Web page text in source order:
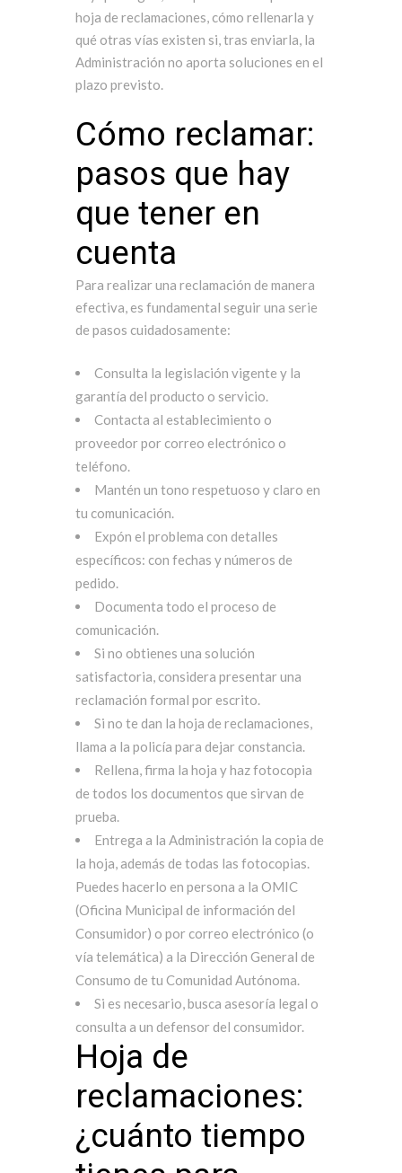
hoja de reclamaciones, cómo rellenarla y
qué otras vías existen si, tras enviarla, la
Administración no aporta soluciones en el
plazo previsto.
Cómo reclamar:
pasos que hay
que tener en
cuenta
Para realizar una reclamación de manera
efectiva, es fundamental seguir una serie
de pasos cuidadosamente:
Consulta la legislación vigente y la
garantía del producto o servicio.
Contacta al establecimiento o
proveedor por correo electrónico o
teléfono.
Mantén un tono respetuoso y claro en
tu comunicación.
Expón el problema con detalles
específicos: con fechas y números de
pedido.
Documenta todo el proceso de
comunicación.
Si no obtienes una solución
satisfactoria, considera presentar una
reclamación formal por escrito.
Si no te dan la hoja de reclamaciones,
llama a la policía para dejar constancia.
Rellena, firma la hoja y haz fotocopia
de todos los documentos que sirvan de
prueba.
Entrega a la Administración la copia de
la hoja, además de todas las fotocopias.
Puedes hacerlo en persona a la OMIC
(Oficina Municipal de información del
Consumidor) o por correo electrónico (o
vía telemática) a la Dirección General de
Consumo de tu Comunidad Autónoma.
Si es necesario, busca asesoría legal o
consulta a un defensor del consumidor.
Hoja de
reclamaciones:
¿cuánto tiempo